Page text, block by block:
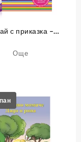
с приказка –
Още